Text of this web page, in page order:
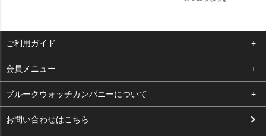
ご利用ガイド
よくある質問
支払い・送料
お客様の声
会員メニュー
ログイン
お気に入り
ブルークウォッチカンパニーについて
会社概要
お問い合わせはこちら